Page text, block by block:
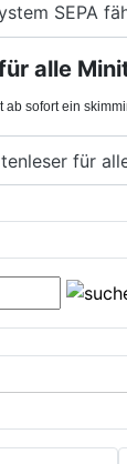
SEPA
alle
ab sofort ein
für